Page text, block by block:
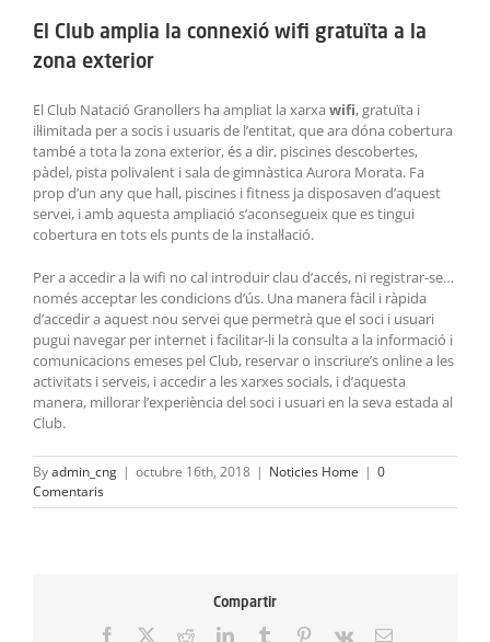
El Club amplia la connexió wifi gratuïta a la
zona exterior
El Club Natació Granollers ha ampliat la xarxa wifi, gratuïta i
il·limitada per a socis i usuaris de l’entitat, que ara dóna cobertura
també a tota la zona exterior, és a dir, piscines descobertes,
pàdel, pista polivalent i sala de gimnàstica Aurora Morata. Fa
prop d’un any que hall, piscines i fitness ja disposaven d’aquest
servei, i amb aquesta ampliació s’aconsegueix que es tingui
cobertura en tots els punts de la instal·lació.
Per a accedir a la wifi no cal introduir clau d’accés, ni registrar-se…
només acceptar les condicions d’ús. Una manera fàcil i ràpida
d’accedir a aquest nou servei que permetrà que el soci i usuari
pugui navegar per internet i facilitar-li la consulta a la informació i
comunicacions emeses pel Club, reservar o inscriure’s online a les
activitats i serveis, i accedir a les xarxes socials, i d’aquesta
manera, millorar l’experiència del soci i usuari en la seva estada al
Club.
Byadmin_cng | octubre 16th, 2018 | Noticies Home | 0
Comentaris
Compartir
Facebook RedditLinkedInTumblr Pinterest
Vk Email: